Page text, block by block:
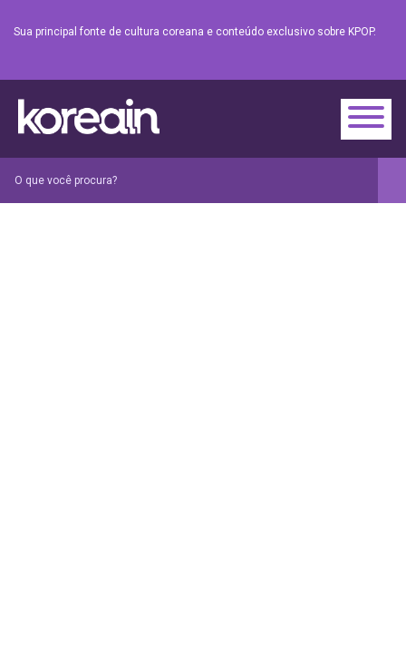
Sua principal fonte de cultura coreana e conteúdo exclusivo sobre KPOP.